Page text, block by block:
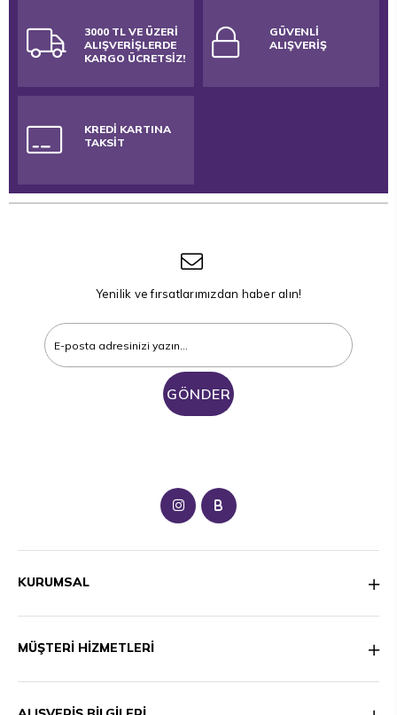
3000 TL VE ÜZERİ
ALIŞVERİŞLERDE
KARGO ÜCRETSİZ!
GÜVENLİ
ALIŞVERİŞ
KREDİ KARTINA
TAKSİT
Yenilik ve fırsatlarımızdan haber alın!
GÖNDER
B
KURUMSAL
MÜŞTERİ HİZMETLERİ